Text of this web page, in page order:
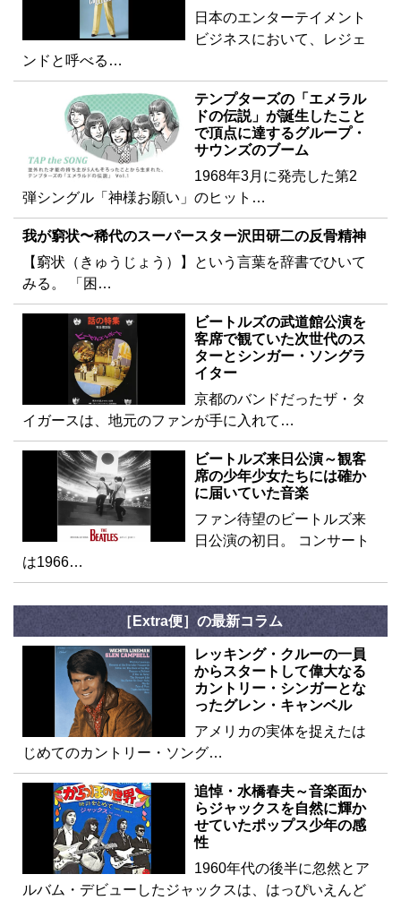
日本のエンターテイメント
ビジネスにおいて、レジェ
ンドと呼べる…
テンプターズの「エメラル
ドの伝説」が誕生したこと
で頂点に達するグループ・
サウンズのブーム
1968年3月に発売した第2
弾シングル「神様お願い」のヒット…
我が窮状〜稀代のスーパースター沢田研二の反骨精神
【窮状（きゅうじょう）】という言葉を辞書でひいて
みる。 「困…
ビートルズの武道館公演を
客席で観ていた次世代のス
ターとシンガー・ソングラ
イター
京都のバンドだったザ・タ
イガースは、地元のファンが手に入れて…
ビートルズ来日公演～観客
席の少年少女たちには確か
に届いていた音楽
ファン待望のビートルズ来
日公演の初日。 コンサート
は1966…
［Extra便］の最新コラム
レッキング・クルーの一員
からスタートして偉大なる
カントリー・シンガーとな
ったグレン・キャンベル
アメリカの実体を捉えたは
じめてのカントリー・ソング…
追悼・水橋春夫～音楽面か
らジャックスを自然に輝か
せていたポップス少年の感
性
1960年代の後半に忽然とア
ルバム・デビューしたジャックスは、はっぴいえんど